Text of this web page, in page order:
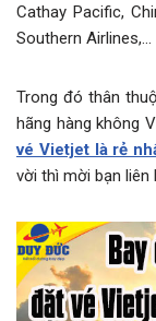
Cathay Pacific,
Southern Airlines,…
Trong đó thân
hãng hàng không
vé Vietjet là rẻ
vời thì mời bạn liên